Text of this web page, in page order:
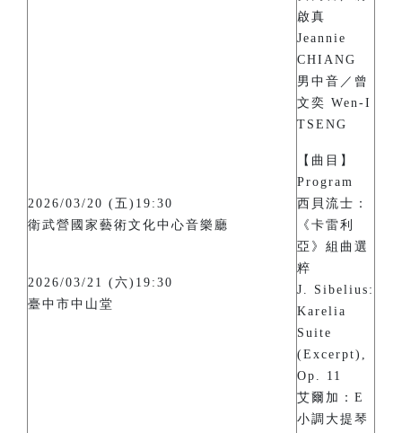
2026/03/20 (五)19:30
衛武營國家藝術文化中心音樂廳
2026/03/21 (六)19:30
臺中市中山堂
啟真
Jeannie
CHIANG
男中音／曾
文奕 Wen-I
TSENG
【曲目】
Program
西貝流士：
《卡雷利
亞》組曲選
粹
J. Sibelius:
Karelia
Suite
(Excerpt),
Op. 11
艾爾加：E
小調大提琴